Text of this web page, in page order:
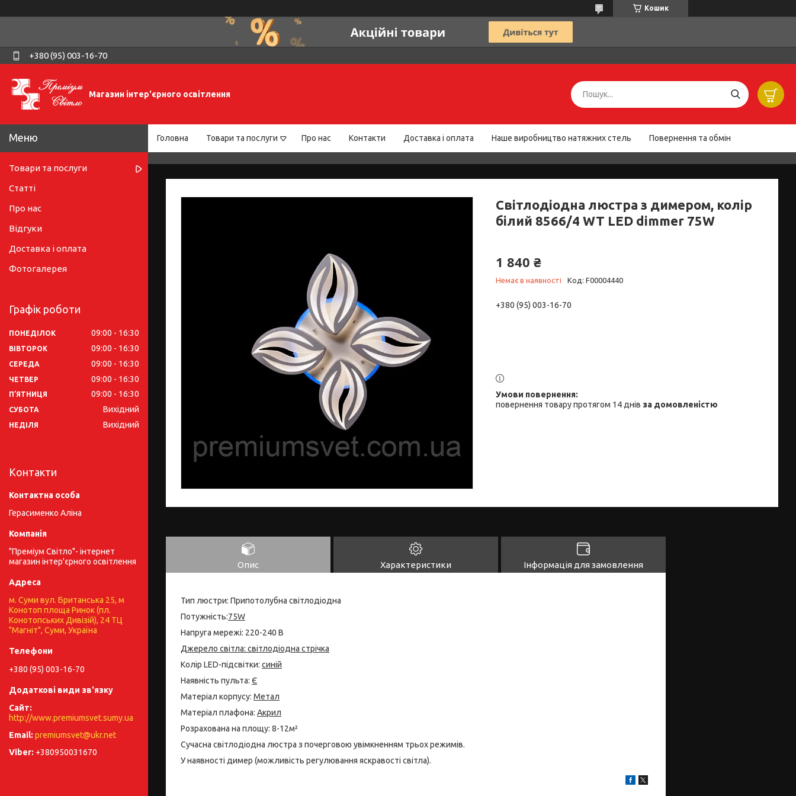
Кошик
+380 (95) 003-16-70
Магазин інтер'єрного освітлення
Головна Товари та послуги Про нас Контакти Доставка і оплата Наше виробництво натяжних стель Повернення та обмін
Світлодіодна люстра з димером, колір
білий 8566/4 WT LED dimmer 75W
1 840 ₴
Немає в наявності Код: F00004440
+380 (95) 003-16-70
повернення товару протягом 14 днів за домовленістю
Опис Характеристики Інформація для замовлення
Тип люстри: Припотолубна світлодіодна
Потужність:75W
Напруга мережі: 220-240 В
Джерело світла: світлодіодна стрічка
Колір LED-підсвітки: синій
Наявність пульта: Є
Матеріал корпусу: Метал
Матеріал плафона: Акрил
Розрахована на площу: 8-12м²
Сучасна світлодіодна люстра з почерговою увімкненням трьох режимів.
У наявності димер (можливість регулювання яскравості світла).
Товари та послуги
Статті
Про нас
Відгуки
Доставка і оплата
Фотогалерея
Графік роботи
ПОНЕДІЛОК 09:00 16:30
ВІВТОРОК 09:00 16:30
СЕРЕДА 09:00 16:30
ЧЕТВЕР 09:00 16:30
ПʼЯТНИЦЯ 09:00 16:30
СУБОТА Вихідний
НЕДІЛЯ Вихідний
Контакти
Герасименко Аліна
"Преміум Світло"- інтернет
магазин інтер'єрного освітлення
м. Суми вул. Британська 25, м
Конотоп площа Ринок (пл.
Конотопських Дивізій), 24 ТЦ
"Магніт", Суми, Україна
+380 (95) 003-16-70
http://www.premiumsvet.sumy.ua
premiumsvet@ukr.net
+380950031670